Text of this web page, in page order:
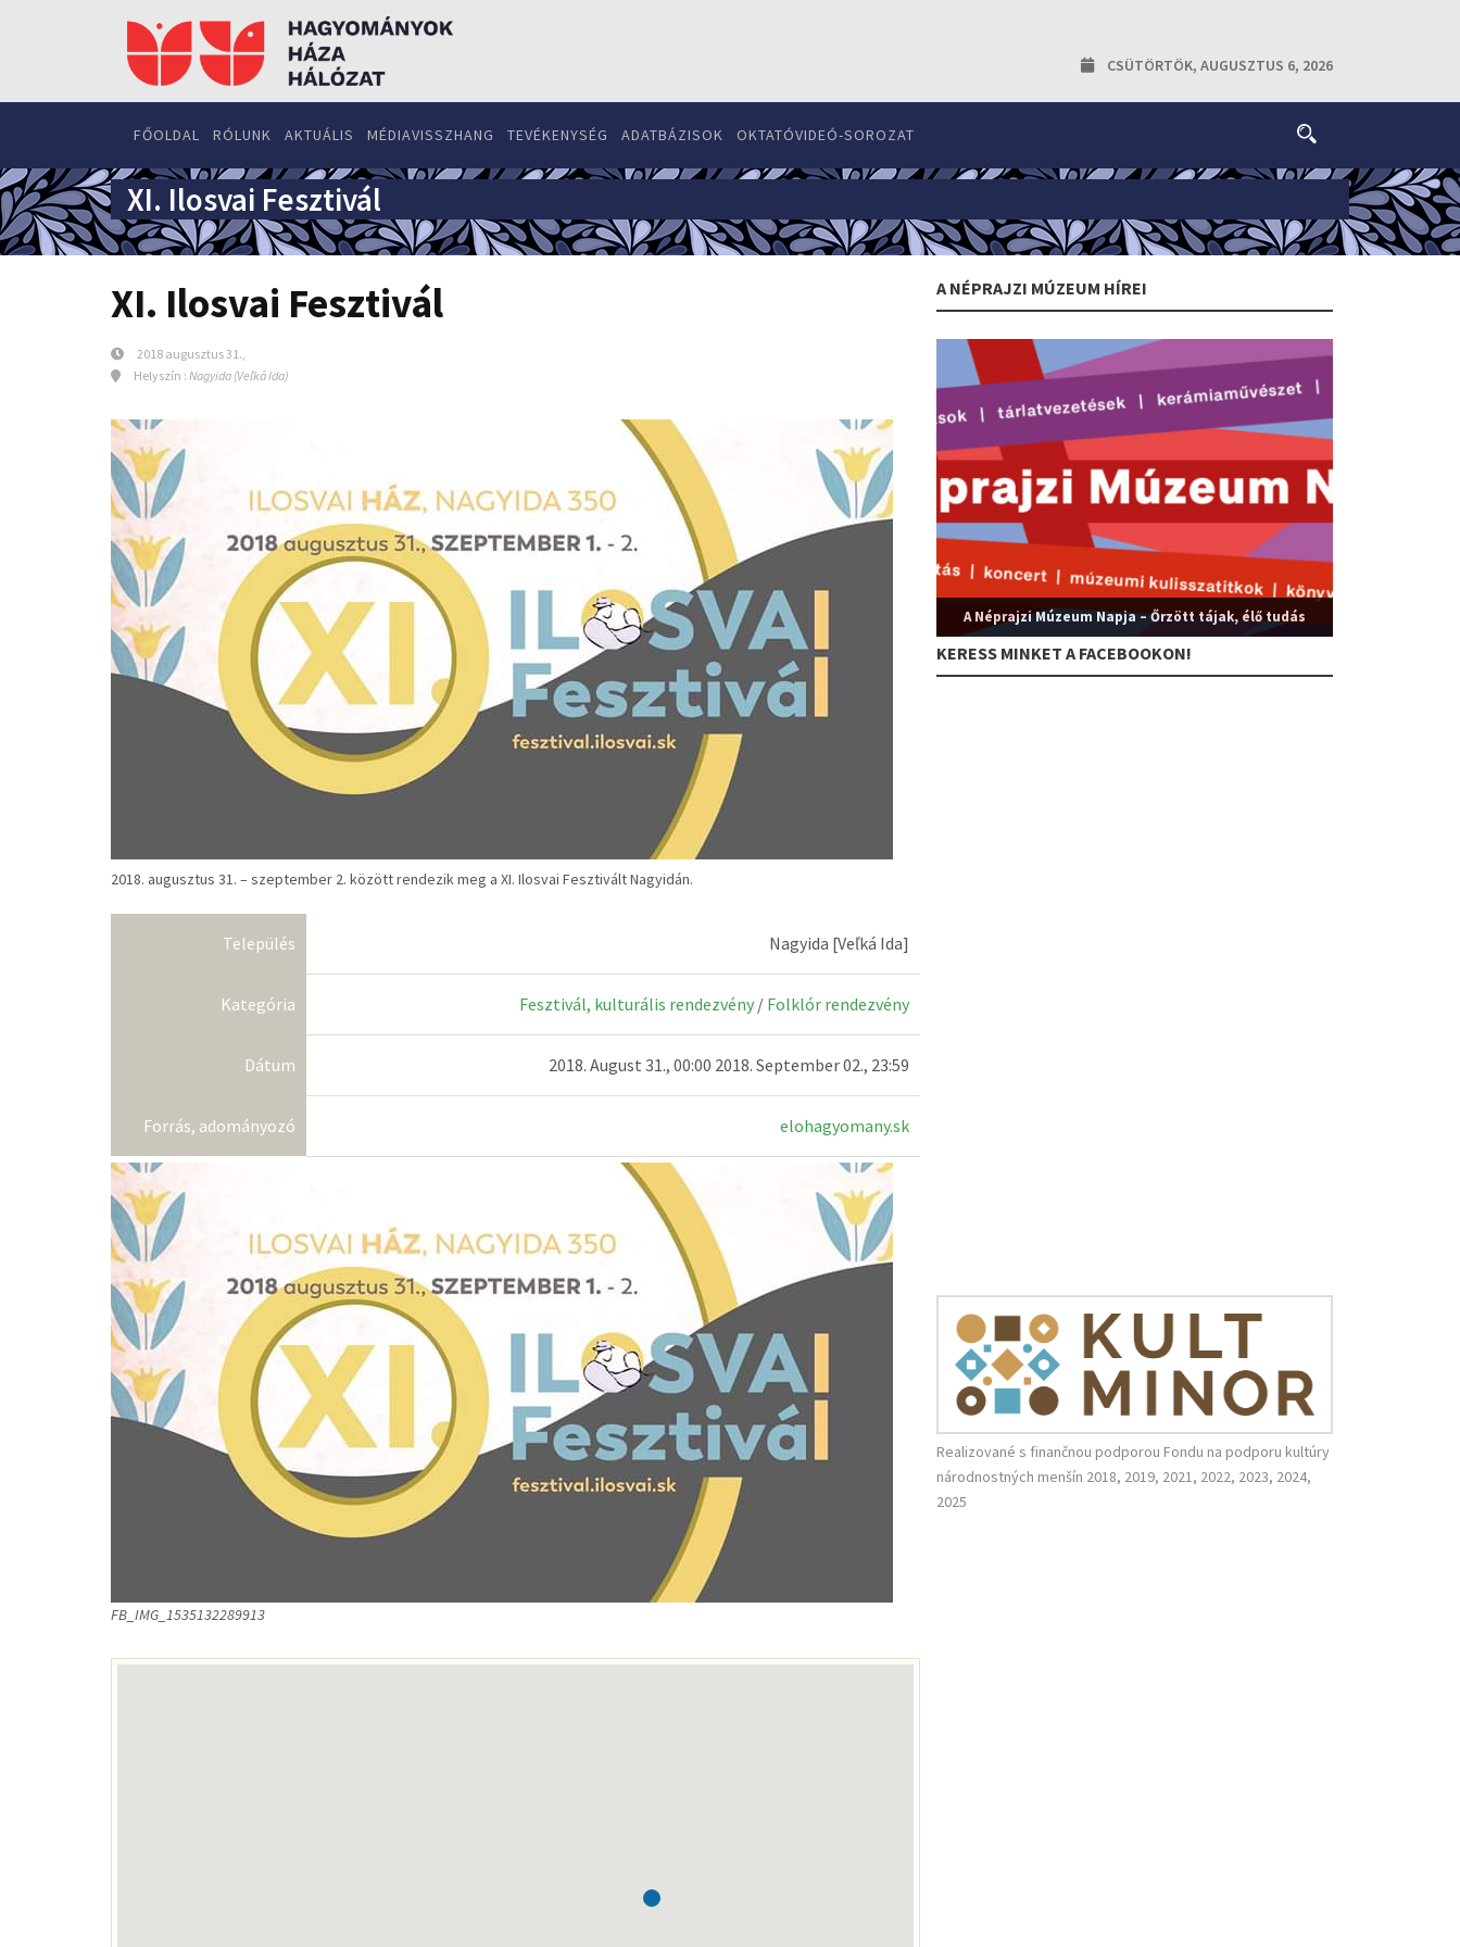
CSÜTÖRTÖK, AUGUSZTUS 6, 2026
FŐOLDAL RÓLUNK AKTUÁLIS MÉDIAVISSZHANG TEVÉKENYSÉG ADATBÁZISOK OKTATÓVIDEÓ-SOROZAT
XI. Ilosvai Fesztivál
XI. Ilosvai Fesztivál
2018 augusztus 31.,
Helyszín : Nagyida (Veľká Ida)
2018. augusztus 31. – szeptember 2. között rendezik meg a XI. Ilosvai Fesztivált Nagyidán.
Település Nagyida [Veľká Ida]
Kategória Fesztivál, kulturális rendezvény / Folklór rendezvény
Dátum 2018. August 31., 00:00 2018. September 02., 23:59
Forrás, adományozó elohagyomany.sk
FB_IMG_1535132289913
A NÉPRAJZI MÚZEUM HÍREI
A Néprajzi Múzeum Napja – Őrzött tájak, élő tudás
KERESS MINKET A FACEBOOKON!
Realizované s finančnou podporou Fondu na podporu kultúry
národnostných menšín 2018, 2019, 2021, 2022, 2023, 2024,
2025